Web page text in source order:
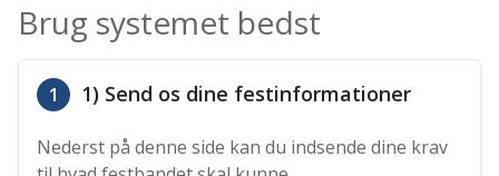
Brug systemet bedst
1 1) Send os dine festinformationer
Nederst på denne side kan du indsende dine krav